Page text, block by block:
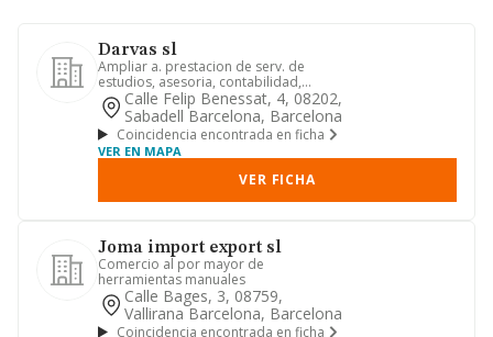
Darvas sl
Ampliar a. prestacion de serv. de
estudios, asesoria, contabilidad,
auditoria y organiz. a personas...
Calle Felip Benessat, 4, 08202,
Sabadell Barcelona, Barcelona
Coincidencia encontrada en ficha
VER EN MAPA
VER FICHA
Joma import export sl
Comercio al por mayor de
herramientas manuales
Calle Bages, 3, 08759,
Vallirana Barcelona, Barcelona
Coincidencia encontrada en ficha